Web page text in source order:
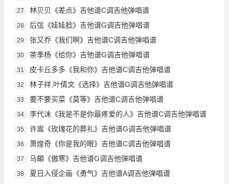
27 林贝贝《差点》吉他谱C调吉他弹唱谱
28 后弦《娃娃脸》吉他谱G调吉他弹唱谱
29 张又乔《我们啊》吉他谱C调吉他弹唱谱
30 茶季杨《给你》吉他谱G调吉他弹唱谱
31 皮卡丘多多《我和你》吉他谱C调吉他弹唱谱
32 林子祥,叶倩文《选择》吉他谱G调吉他弹唱谱
33 要不要买菜《莫等》吉他谱C调吉他弹唱谱
34 李代沫《我是不是你最疼爱的人》吉他谱C调吉他弹唱谱
35 许嵩《玫瑰花的葬礼》吉他谱G调吉他弹唱谱
36 萧煌奇《你是我的眼》吉他谱C调吉他弹唱谱
37 马頔《傲寒》吉他谱G调吉他弹唱谱
38 夏日入侵企画《勇气》吉他谱A调吉他弹唱谱